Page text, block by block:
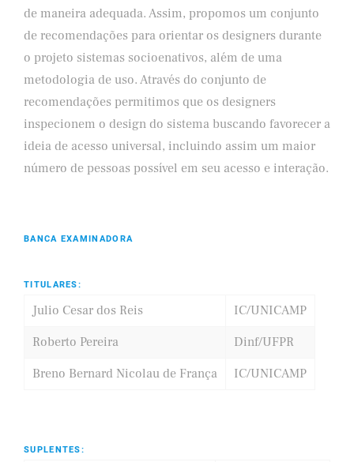
de maneira adequada. Assim, propomos um conjunto
de recomendações para orientar os designers durante
o projeto sistemas socioenativos, além de uma
metodologia de uso. Através do conjunto de
recomendações permitimos que os designers
inspecionem o design do sistema buscando favorecer a
ideia de acesso universal, incluindo assim um maior
número de pessoas possível em seu acesso e interação.
BANCA EXAMINADORA
TITULARES:
Julio Cesar dos Reis
IC/UNICAMP
Roberto Pereira
Dinf/UFPR
Breno Bernard Nicolau de França
IC/UNICAMP
SUPLENTES: